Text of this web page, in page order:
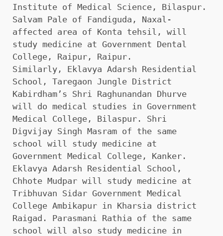
Institute of Medical Science, Bilaspur.
Salvam Pale of Fandiguda, Naxal-
affected area of ​​Konta tehsil, will
study medicine at Government Dental
College, Raipur, Raipur.
Similarly, Eklavya Adarsh ​​Residential
School, Taregaon Jungle District
Kabirdham’s Shri Raghunandan Dhurve
will do medical studies in Government
Medical College, Bilaspur. Shri
Digvijay Singh Masram of the same
school will study medicine at
Government Medical College, Kanker.
Eklavya Adarsh ​​Residential School,
Chhote Mudpar will study medicine at
Tribhuvan Sidar Government Medical
College Ambikapur in Kharsia district
Raigad. Parasmani Rathia of the same
school will also study medicine in